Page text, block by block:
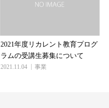
2021年度リカレント教育プログ
ラムの受講生募集について
2021.11.04 事業